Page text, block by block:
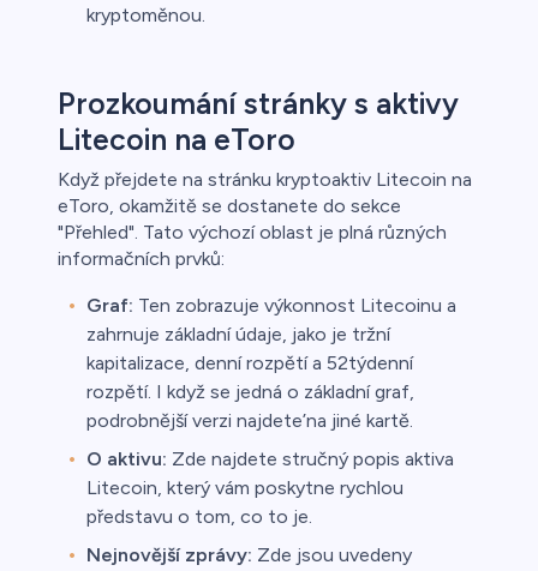
kryptoměnou.
Prozkoumání stránky s aktivy
Litecoin na eToro
Když přejdete na stránku kryptoaktiv Litecoin na
eToro, okamžitě se dostanete do sekce
"Přehled". Tato výchozí oblast je plná různých
informačních prvků:
Graf: Ten zobrazuje výkonnost Litecoinu a
zahrnuje základní údaje, jako je tržní
kapitalizace, denní rozpětí a 52týdenní
rozpětí. I když se jedná o základní graf,
podrobnější verzi najdete’na jiné kartě.
O aktivu: Zde najdete stručný popis aktiva
Litecoin, který vám poskytne rychlou
představu o tom, co to je.
Nejnovější zprávy: Zde jsou uvedeny